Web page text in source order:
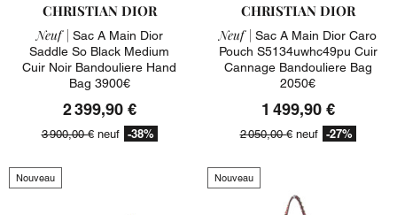
CHRISTIAN DIOR
Neuf | Sac A Main Dior
Saddle So Black Medium
Cuir Noir Bandouliere Hand
Bag 3900€
2 399,90 €
3 900,00 €neuf -38%
CHRISTIAN DIOR
Neuf | Sac A Main Dior Caro
Pouch S5134uwhc49pu Cuir
Cannage Bandouliere Bag
2050€
1 499,90 €
2 050,00 €neuf -27%
Nouveau Nouveau